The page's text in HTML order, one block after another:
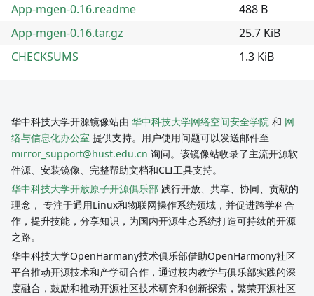
App-mgen-0.16.readme
488 B
App-mgen-0.16.tar.gz
25.7 KiB
CHECKSUMS
1.3 KiB
华中科技大学开源镜像站由 华中科技大学网络空间安全学院 和 网
络与信息化办公室 提供支持。用户使用问题可以发送邮件至
mirror_support@hust.edu.cn 询问。该镜像站收录了主流开源软
件源、安装镜像、完整帮助文档和CLI工具支持。
华中科技大学开放原子开源俱乐部 践行开放、共享、协同、贡献的
理念， 专注于通用Linux和物联网操作系统领域，并促进跨学科合
作，提升技能，分享知识，为国内开源生态系统打造可持续的开源
之路。
华中科技大学OpenHarmany技术俱乐部借助OpenHarmony社区
平台推动开源技术和产学研合作，通过校内教学与俱乐部实践的深
度融合，鼓励和推动开源社区技术研究和创新探索，繁荣开源社区